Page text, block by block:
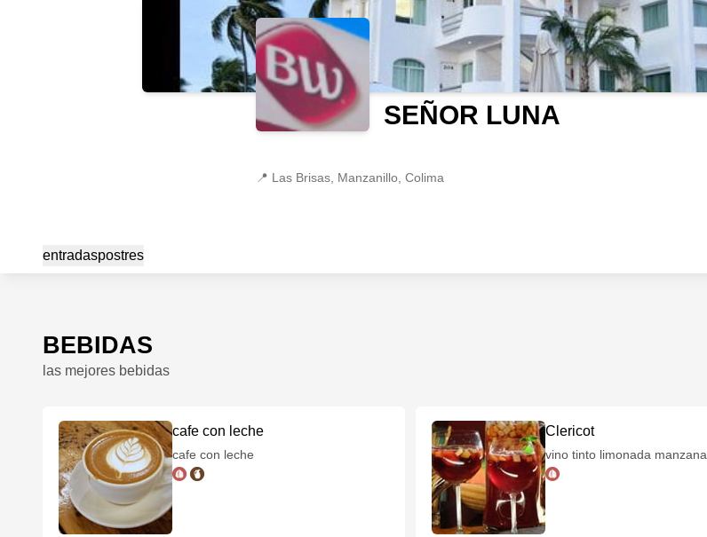
SEÑOR LUNA
📍 Las Brisas, Manzanillo, Colima
entradaspostres
BEBIDAS
las mejores bebidas
cafe con leche
cafe con leche
Clericot
vino tinto limonada manzana